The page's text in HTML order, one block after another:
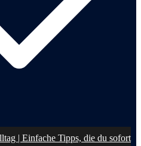
| Einfache Tipps, die du sofort